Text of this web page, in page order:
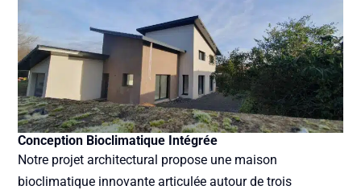
Conception Bioclimatique Intégrée
Notre projet architectural propose une maison
bioclimatique innovante articulée autour de trois